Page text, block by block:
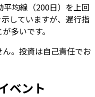
均線（200日）を上回
していますが、遅行指
多いです。
。投資は自己責任でお
ベント